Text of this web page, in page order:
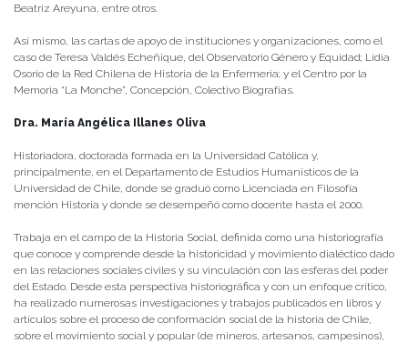
Beatriz Areyuna, entre otros.
Así mismo, las cartas de apoyo de instituciones y organizaciones, como el
caso de Teresa Valdés Echeñique, del Observatorio Género y Equidad; Lidia
Osorio de la Red Chilena de Historia de la Enfermería; y el Centro por la
Memoria “La Monche”, Concepción, Colectivo Biografías.
Dra. María Angélica Illanes Oliva
Historiadora, doctorada formada en la Universidad Católica y,
principalmente, en el Departamento de Estudios Humanísticos de la
Universidad de Chile, donde se graduó como Licenciada en Filosofía
mención Historia y donde se desempeñó como docente hasta el 2000.
Trabaja en el campo de la Historia Social, definida como una historiografía
que conoce y comprende desde la historicidad y movimiento dialéctico dado
en las relaciones sociales civiles y su vinculación con las esferas del poder
del Estado. Desde esta perspectiva historiográfica y con un enfoque crítico,
ha realizado numerosas investigaciones y trabajos publicados en libros y
artículos sobre el proceso de conformación social de la historia de Chile,
sobre el movimiento social y popular (de mineros, artesanos, campesinos),